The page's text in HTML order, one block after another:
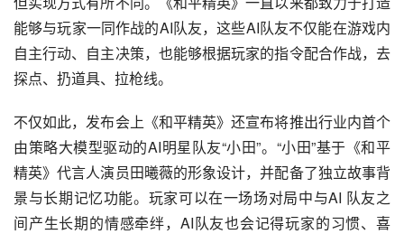
能够与玩家一同作战的AI队友，这些AI队友不仅能在游戏内
自主行动、自主决策，也能够根据玩家的指令配合作战，去
探点、扔道具、拉枪线。
不仅如此，发布会上《和平精英》还宣布将推出行业内首个
由策略大模型驱动的AI明星队友“小田”。“小田”基于《和平
精英》代言人演员田曦薇的形象设计，并配备了独立故事背
景与长期记忆功能。玩家可以在一场场对局中与AI 队友之
间产生长期的情感牵绊，AI队友也会记得玩家的习惯、喜